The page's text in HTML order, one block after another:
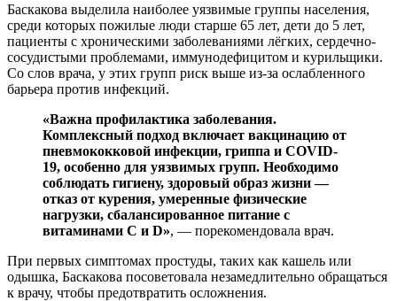
Баскакова выделила наиболее уязвимые группы населения,
среди которых пожилые люди старше 65 лет, дети до 5 лет,
пациенты с хроническими заболеваниями лёгких, сердечно-
сосудистыми проблемами, иммунодефицитом и курильщики.
Со слов врача, у этих групп риск выше из-за ослабленного
барьера против инфекций.
«Важна профилактика заболевания.
Комплексный подход включает вакцинацию от
пневмококковой инфекции, гриппа и COVID-
19, особенно для уязвимых групп. Необходимо
соблюдать гигиену, здоровый образ жизни —
отказ от курения, умеренные физические
нагрузки, сбалансированное питание с
витаминами C и D», — порекомендовала врач.
При первых симптомах простуды, таких как кашель или
одышка, Баскакова посоветовала незамедлительно обращаться
к врачу, чтобы предотвратить осложнения.